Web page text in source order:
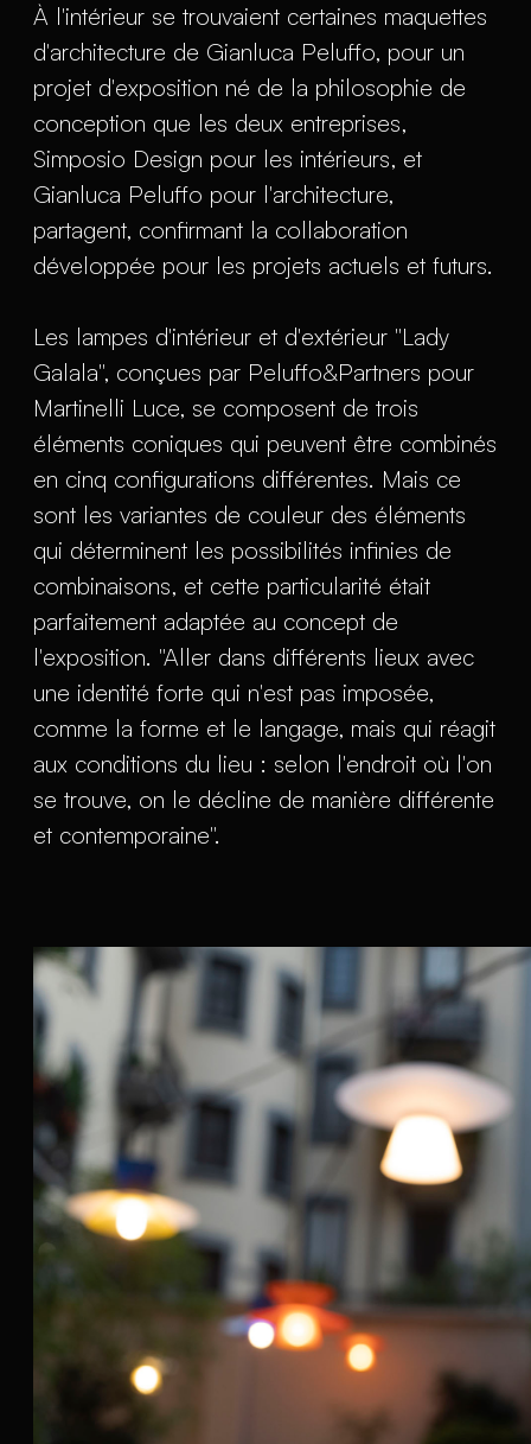
À l'intérieur se trouvaient certaines maquettes
d'architecture de Gianluca Peluffo, pour un
projet d'exposition né de la philosophie de
conception que les deux entreprises,
Simposio Design pour les intérieurs, et
Gianluca Peluffo pour l'architecture,
partagent, confirmant la collaboration
développée pour les projets actuels et futurs.
Les lampes d'intérieur et d'extérieur "Lady
Galala", conçues par Peluffo&Partners pour
Martinelli Luce, se composent de trois
éléments coniques qui peuvent être combinés
en cinq configurations différentes. Mais ce
sont les variantes de couleur des éléments
qui déterminent les possibilités infinies de
combinaisons, et cette particularité était
parfaitement adaptée au concept de
l'exposition. "Aller dans différents lieux avec
une identité forte qui n'est pas imposée,
comme la forme et le langage, mais qui réagit
aux conditions du lieu : selon l'endroit où l'on
se trouve, on le décline de manière différente
et contemporaine".